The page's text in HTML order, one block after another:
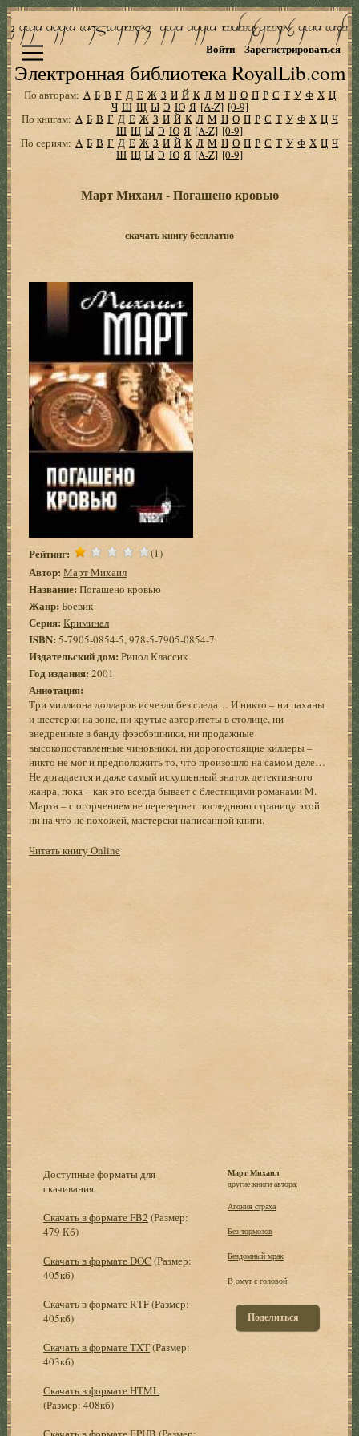
Электронная библиотека RoyalLib.com
Войти Зарегистрироваться
По авторам: А Б В Г Д Е Ж З И Й К Л М Н О П Р С Т У Ф Х Ц
Ч Ш Щ Ы Э Ю Я [A-Z] [0-9]
По книгам: А Б В Г Д Е Ж З И Й К Л М Н О П Р С Т У Ф Х Ц Ч
Ш Щ Ы Э Ю Я [A-Z] [0-9]
По сериям: А Б В Г Д Е Ж З И Й К Л М Н О П Р С Т У Ф Х Ц Ч
Ш Щ Ы Э Ю Я [A-Z] [0-9]
Март Михаил - Погашено кровью
скачать книгу бесплатно
Рейтинг: (1)
Автор: Март Михаил
Название: Погашено кровью
Жанр: Боевик
Серия: Криминал
ISBN: 5-7905-0854-5, 978-5-7905-0854-7
Издательский дом: Рипол Классик
Год издания: 2001
Аннотация:
Три миллиона долларов исчезли без следа… И никто – ни паханы
и шестерки на зоне, ни крутые авторитеты в столице, ни
внедренные в банду фээсбэшники, ни продажные
высокопоставленные чиновники, ни дорогостоящие киллеры –
никто не мог и предположить то, что произошло на самом деле…
Не догадается и даже самый искушенный знаток детективного
жанра, пока – как это всегда бывает с блестящими романами М.
Марта – с огорчением не перевернет последнюю страницу этой
ни на что не похожей, мастерски написанной книги.
Читать книгу Online
Доступные форматы для
скачивания:
Скачать в формате FB2 (Размер:
479 Кб)
Скачать в формате DOC (Размер:
405кб)
Скачать в формате RTF(Размер:
405кб)
Скачать в формате TXT(Размер:
403кб)
Скачать в формате HTML
(Размер: 408кб)
Март Михаил
другие книги автора:
Агония страха
Без тормозов
Бездомный мрак
В омут с головой
Поделиться